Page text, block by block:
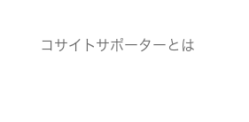
コサイトサポーターとは